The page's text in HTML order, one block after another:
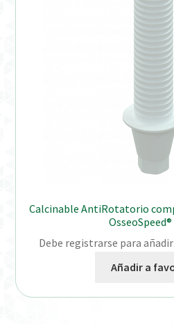
Calcinable AntiRotatorio
Debe registrarse para
Añadir a